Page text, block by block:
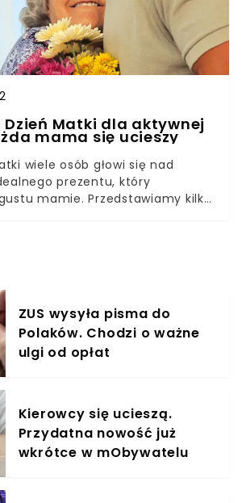
Dzień Matki dla aktywnej
mama się ucieszy
wiele osób głowi się nad
prezentu, który
mamie. Przedstawiamy kilka
ZUS wysyła pisma do
Polaków. Chodzi o ważne
ulgi od opłat
Kierowcy się ucieszą.
Przydatna nowość już
wkrótce w mObywatelu